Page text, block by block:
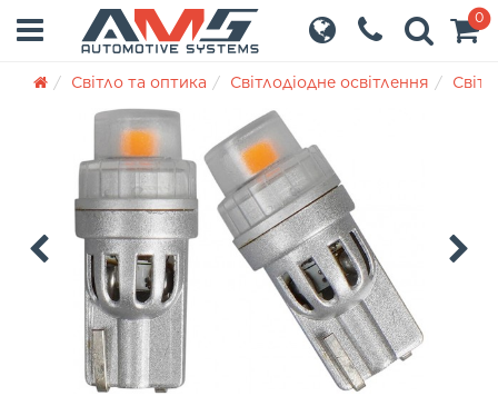
0
Світло та оптика Світлодіодне освітлення